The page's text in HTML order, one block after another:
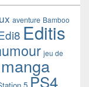
aventure Bamboo
Editis
jeu de
manga
PS4